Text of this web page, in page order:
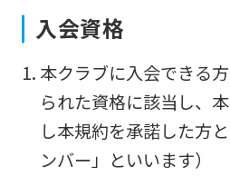
入会資格
本クラブに入会できる
られた資格に該当し、
し本規約を承諾した方
ンバー」といいます）